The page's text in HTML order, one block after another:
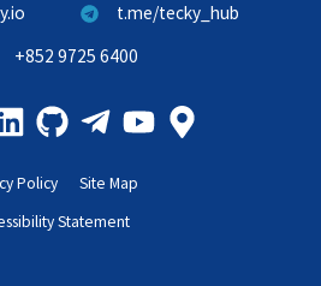
Policy
Site Map
Statement
t.me/tecky_hub
+852 9725 6400